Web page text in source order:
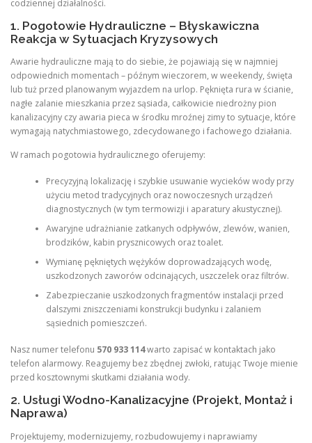
codziennej działalności.
1. Pogotowie Hydrauliczne – Błyskawiczna
Reakcja w Sytuacjach Kryzysowych
Awarie hydrauliczne mają to do siebie, że pojawiają się w najmniej
odpowiednich momentach – późnym wieczorem, w weekendy, święta
lub tuż przed planowanym wyjazdem na urlop. Pęknięta rura w ścianie,
nagłe zalanie mieszkania przez sąsiada, całkowicie niedrożny pion
kanalizacyjny czy awaria pieca w środku mroźnej zimy to sytuacje, które
wymagają natychmiastowego, zdecydowanego i fachowego działania.
W ramach pogotowia hydraulicznego oferujemy:
Precyzyjną lokalizację i szybkie usuwanie wycieków wody przy
użyciu metod tradycyjnych oraz nowoczesnych urządzeń
diagnostycznych (w tym termowizji i aparatury akustycznej).
Awaryjne udrażnianie zatkanych odpływów, zlewów, wanien,
brodzików, kabin prysznicowych oraz toalet.
Wymianę pękniętych wężyków doprowadzających wodę,
uszkodzonych zaworów odcinających, uszczelek oraz filtrów.
Zabezpieczanie uszkodzonych fragmentów instalacji przed
dalszymi zniszczeniami konstrukcji budynku i zalaniem
sąsiednich pomieszczeń.
Nasz numer telefonu 570 933 114warto zapisać w kontaktach jako
telefon alarmowy. Reagujemy bez zbędnej zwłoki, ratując Twoje mienie
przed kosztownymi skutkami działania wody.
2. Usługi Wodno-Kanalizacyjne (Projekt, Montaż i
Naprawa)
Projektujemy, modernizujemy, rozbudowujemy i naprawiamy